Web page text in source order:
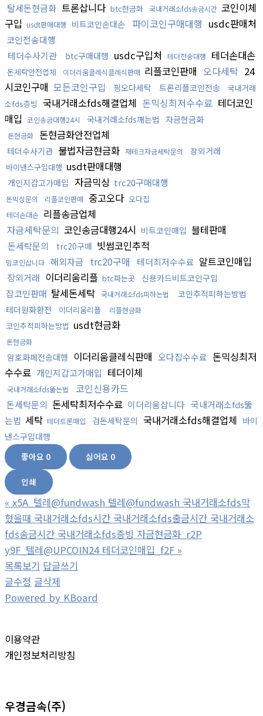
탈세돈현금화 트론삽니다 btc현금화 국내거래소fds송금시간 코인이체
구입 usdt판매대행 비트코인손대손 파이코인구매대행 usdc판매처
코인전송대행
테더수사기관
btc구매대행 usdc구입처 테더전송대행 테더손대손
돈세탁안전업체 이더리움클레식클레식판매 리플코인판매 오다세탁 24
시코인구매 모든코인구입 핑오다세탁 트론리플코인전송
국내거래
소fds증빙 국내거래소fds해결업체 돈믹싱최저수수료 테더코인
매입 코인송금대행24시 국내거래소fds깨는법 자금현금화
돈현금화 돈현금화안전업체
테더수사기관 불법자금현금화 재테크자금세탁문의 장외거래
바이낸스구입대행 usdt판매대행
개인지갑고가매입 자금믹싱 trc20구매대행
돈믹싱문의 리플코인판매 중고오다 오다집
테더손대손 리플송금업체
자금세탁문의 코인송금대행24시 비트코인매입 블테판매
돈세탁문의 trc20구매 빗썸코인추적
밈코인삽니다 해외자금 trc20구매 테더최저수수료 알트코인매입
장외거래 이더리움리플 btc파는곳 신용카드비트코인구입
잡코인판매 탈세돈세탁 국내거래소fds피하는법
코인추적피하는방법
테더원화환전
이더리움리플 리플현금화
코인추적피하는방법 usdt현금화
돈현금화
암호화폐전송대행 이더리움클레식판매 오다집수수료 돈믹싱최저
수수료 개인지갑고가매입 테더이체
국내거래소fds뚫는법 코인신용카드
돈세탁문의 돈세탁최저수수료 이더리움삽니다 국내거래소fds뚫
는법 세탁 테더트론매입 검돈세탁문의 국내거래소fds해결업체 바이
낸스구입대행
좋아요 0 싫어요 0
인쇄
« x5A_텔레@fundwash 텔레@fundwash 국내거래소fds막
혔을때 국내거래소fds시간 국내거래소fds출금시간 국내거래소
fds송금시간 국내거래소fds증빙 자금현금화_r2P
y9F_텔레@UPCOIN24 테더코인매입_f2F »
목록보기 답글쓰기
글수정 글삭제
Powered by KBoard
이용약관
개인정보처리방침
우경금속(주)